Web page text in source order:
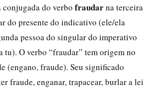
conjugada do verbo fraudarna terceira
do presente do indicativo (ele/ela
pessoa do singular do imperativo
tu). O verbo “fraudar” tem origem no
(engano, fraude). Seu significado
fraude, enganar, trapacear, burlar a lei